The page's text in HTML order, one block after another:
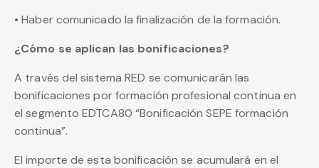
• Haber comunicado la finalización de la formación.
¿Cómo se aplican las bonificaciones?
A través del sistema RED se comunicarán las
bonificaciones por formación profesional continua en
el segmento EDTCA80 “Bonificación SEPE formación
continua”.
El importe de esta bonificación se acumulará en el